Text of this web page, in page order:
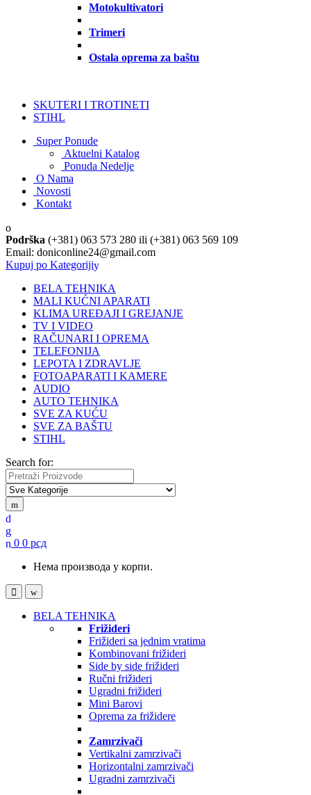
Motokultivatori
Trimeri
Ostala oprema za baštu
SKUTERI I TROTINETI
STIHL
Super Ponude
Aktuelni Katalog
Ponuda Nedelje
O Nama
Novosti
Kontakt
Podrška (+381) 063 573 280 ili (+381) 063 569 109
Email: doniconline24@gmail.com
Kupuj po Kategoriji
BELA TEHNIKA
MALI KUĆNI APARATI
KLIMA UREĐAJI I GREJANJE
TV I VIDEO
RAČUNARI I OPREMA
TELEFONIJA
LEPOTA I ZDRAVLJE
FOTOAPARATI I KAMERE
AUDIO
AUTO TEHNIKA
SVE ZA KUĆU
SVE ZA BAŠTU
STIHL
Search for:
0 0 рсд
Нема производа у корпи.
BELA TEHNIKA
Frižideri
Frižideri sa jednim vratima
Kombinovani frižideri
Side by side frižideri
Ručni frižideri
Ugradni frižideri
Mini Barovi
Oprema za frižidere
Zamrzivači
Vertikalni zamrzivači
Horizontalni zamrzivači
Ugradni zamrzivači